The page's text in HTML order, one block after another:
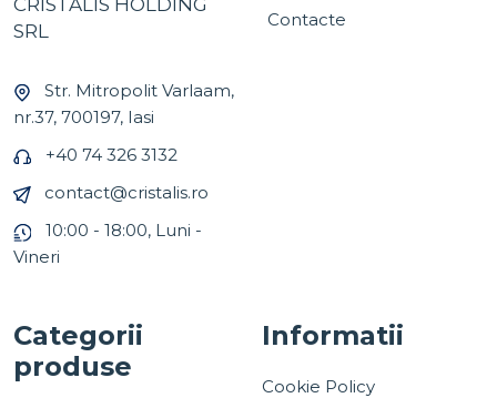
SRL
Str. Mitropolit Varlaam,
nr.37, 700197, Iasi
+40 74 326 3132
contact@cristalis.ro
10:00 - 18:00, Luni -
Vineri
Contacte
Categorii
produse
Informatii
Cookie Policy